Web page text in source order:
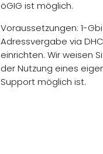
öGIG ist möglich.
Voraussetzungen: 1-
Adressvergabe via
einrichten. Wir weisen
der Nutzung eines
Support möglich ist.